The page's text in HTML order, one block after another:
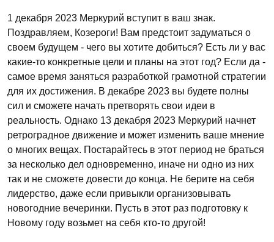
1 декабря 2023 Меркурий вступит в ваш знак.
Поздравляем, Козероги! Вам предстоит задуматься о
своем будущем - чего вы хотите добиться? Есть ли у вас
какие-то конкретные цели и планы на этот год? Если да -
самое время заняться разработкой грамотной стратегии
для их достижения. В декабре 2023 вы будете полны
сил и сможете начать претворять свои идеи в
реальность. Однако 13 декабря 2023 Меркурий начнет
ретроградное движение и может изменить ваше мнение
о многих вещах. Постарайтесь в этот период не браться
за несколько дел одновременно, иначе ни одно из них
так и не сможете довести до конца. Не берите на себя
лидерство, даже если привыкли организовывать
новогодние вечеринки. Пусть в этот раз подготовку к
Новому году возьмет на себя кто-то другой!